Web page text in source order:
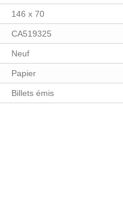
146 x 70
CA519325
Neuf
Papier
Billets émis